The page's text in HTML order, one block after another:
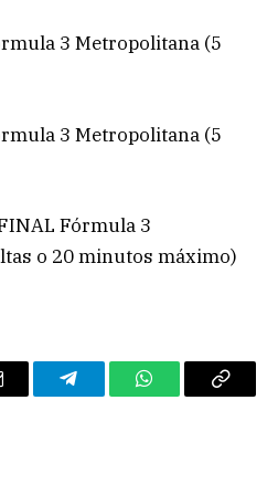
3 Metropolitana (5
3 Metropolitana (5
Fórmula 3
o 20 minutos máximo)
TelegramWhatsAppCopy